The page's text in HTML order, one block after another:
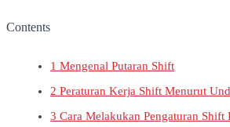
Contents
1 Mengenal Putaran Shift
2 Peraturan Kerja Shift Menurut
3 Cara Melakukan Pengaturan Shift